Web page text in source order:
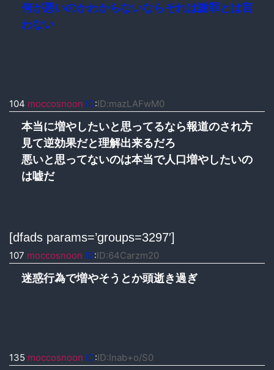
何が悪いのかわからないならそれは謝罪とは言
わない
104 moccosnoon ID:ID:mazLAFwM0
本当に増やしたいと思ってるなら報道のされ方
見て逆効果だと理解出来るだろ
悪いと思ってないのは本当で人口増やしたいの
は嘘だ
[dfads params=’groups=3297′]
107 moccosnoon ID:ID:64Carzm20
迷惑行為で増やそうとか頭逝き過ぎ
135 moccosnoon ID:ID:Inab+o/S0